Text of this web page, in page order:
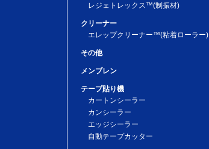
レジェトレックス™(制振材)
クリーナー
エレップクリーナー™(粘着ローラー)
その他
メンブレン
テープ貼り機
カートンシーラー
カンシーラー
エッジシーラー
自動テープカッター